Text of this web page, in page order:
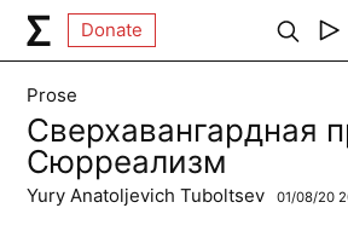
Donate
Prose
Сверхавангардная
Сюрреализм
Yury Anatoljevich Tuboltsev 01/08/20